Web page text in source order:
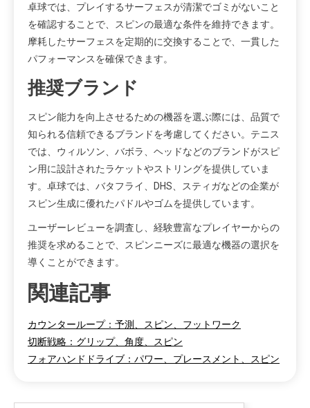
卓球では、プレイするサーフェスが清潔でゴミがないこと
を確認することで、スピンの最適な条件を維持できます。
摩耗したサーフェスを定期的に交換することで、一貫した
パフォーマンスを確保できます。
推奨ブランド
スピン能力を向上させるための機器を選ぶ際には、品質で
知られる信頼できるブランドを考慮してください。テニス
では、ウィルソン、バボラ、ヘッドなどのブランドがスピ
ン用に設計されたラケットやストリングを提供していま
す。卓球では、バタフライ、DHS、スティガなどの企業が
スピン生成に優れたパドルやゴムを提供しています。
ユーザーレビューを調査し、経験豊富なプレイヤーからの
推奨を求めることで、スピンニーズに最適な機器の選択を
導くことができます。
関連記事
カウンターループ：予測、スピン、フットワーク
切断戦略：グリップ、角度、スピン
フォアハンドドライブ：パワー、プレースメント、スピン